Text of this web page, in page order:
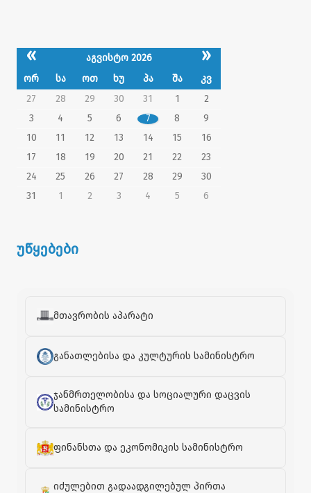
« აგვისტო 2026 »
ორ სა ოთ ხუ პა შა
კვ
27
28 29 30 31 1
2
3
4 5 6 7 8
9
10
11 12 13 14 15
16
17
18 19 20 21 22
23
24
25 26 27 28 29
30
31
1 2 3 4 5 6
უწყებები
მთავრობის აპარატი
განათლებისა და კულტურის სამინისტრო
ჯანმრთელობისა და სოციალური დაცვის
სამინისტრო
ფინანსთა და ეკონომიკის სამინისტრო
იძულებით გადაადგილებულ პირთა